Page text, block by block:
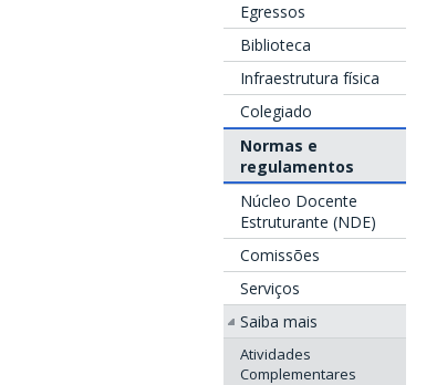
Egressos
Biblioteca
Infraestrutura física
Colegiado
Normas e
regulamentos
Núcleo Docente
Estruturante (NDE)
Comissões
Serviços
Saiba mais
Atividades
Complementares